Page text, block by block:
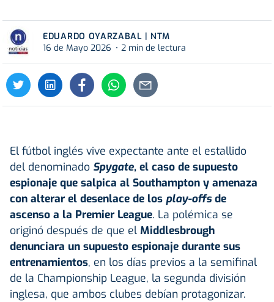
EDUARDO OYARZABAL | NTM
16 de Mayo 2026
2 min de lectura
El fútbol inglés vive expectante ante el estallido
del denominado Spygate, el caso de supuesto
espionaje que salpica al Southampton y amenaza
con alterar el desenlace de los play-offsde
ascenso a la Premier League. La polémica se
originó después de que el Middlesbrough
denunciara un supuesto espionaje durante sus
entrenamientos, en los días previos a la semifinal
de la Championship League, la segunda división
inglesa, que ambos clubes debían protagonizar.